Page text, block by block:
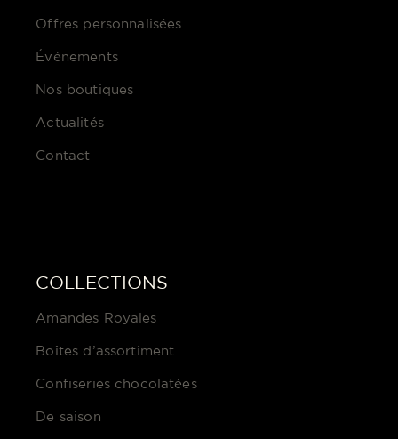
Offres personnalisées
Événements
Nos boutiques
Actualités
Contact
COLLECTIONS
Amandes Royales
Boîtes d’assortiment
Confiseries chocolatées
De saison